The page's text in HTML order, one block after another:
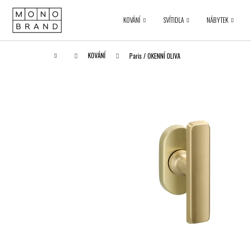
obsah
KOVÁNÍ SVÍTIDLA NÁBYTEK
Domů KOVÁNÍ Paris / OKENNÍ OLIVA
í
Zpět
do obchodu
Zpět
do obchodu